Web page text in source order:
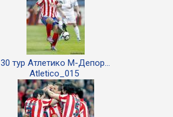
30 тур Атлетико М-Депор...
Atletico_015